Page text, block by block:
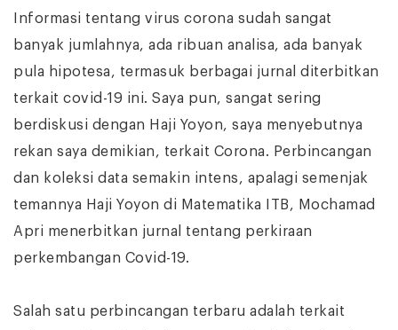
Informasi tentang virus corona sudah sangat
banyak jumlahnya, ada ribuan analisa, ada banyak
pula hipotesa, termasuk berbagai jurnal diterbitkan
terkait covid-19 ini. Saya pun, sangat sering
berdiskusi dengan Haji Yoyon, saya menyebutnya
rekan saya demikian, terkait Corona. Perbincangan
dan koleksi data semakin intens, apalagi semenjak
temannya Haji Yoyon di Matematika ITB, Mochamad
Apri menerbitkan jurnal tentang perkiraan
perkembangan Covid-19.
Salah satu perbincangan terbaru adalah terkait